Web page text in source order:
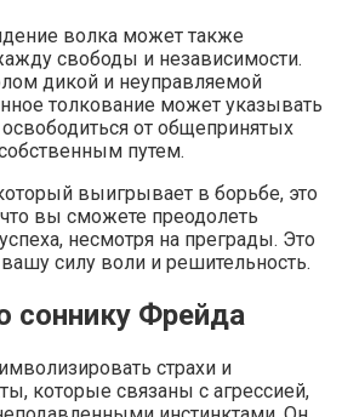
волка может также
свободы и независимости.
дикой и неуправляемой
толкование может указывать
от общепринятых
путем.
выигрывает в борьбе, это
вы сможете преодолеть
несмотря на преграды. Это
силу воли и решительность.
соннику Фрейда
страхи и
которые связаны с агрессией,